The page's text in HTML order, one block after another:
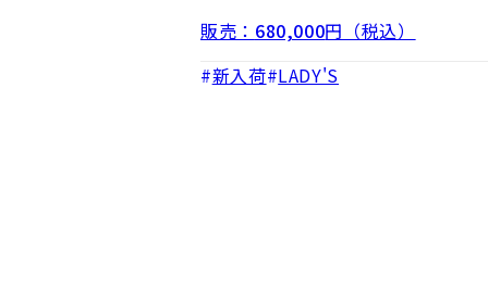
販売： 680,000円（税込）
新入荷 LADY'S